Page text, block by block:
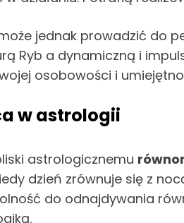
jednak prowadzić do
Ryb a dynamiczną i
osobowości i
w astrologii
astrologicznemu
dzień zrównuje się z
do odnajdywania